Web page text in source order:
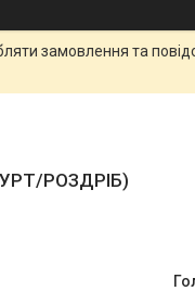
замовлення та
РОЗДРІБ)